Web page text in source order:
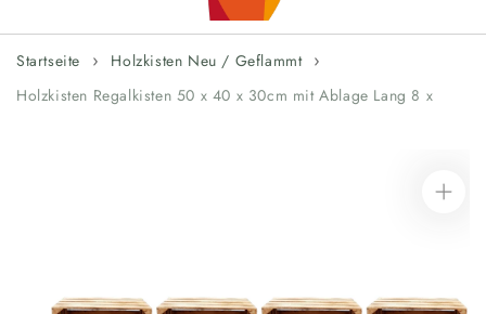
Startseite
Holzkisten Neu / Geflammt
Holzkisten Regalkisten 50 x 40 x 30cm mit Ablage Lang 8 x